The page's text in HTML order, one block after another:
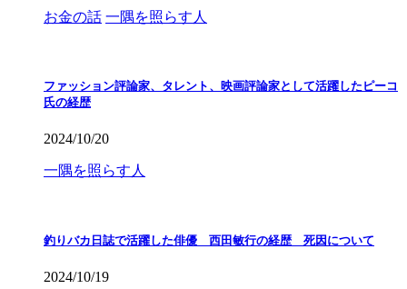
お金の話 一隅を照らす人
ファッション評論家、タレント、映画評論家として活躍したピーコ
氏の経歴
2024/10/20
一隅を照らす人
釣りバカ日誌で活躍した俳優 西田敏行の経歴 死因について
2024/10/19